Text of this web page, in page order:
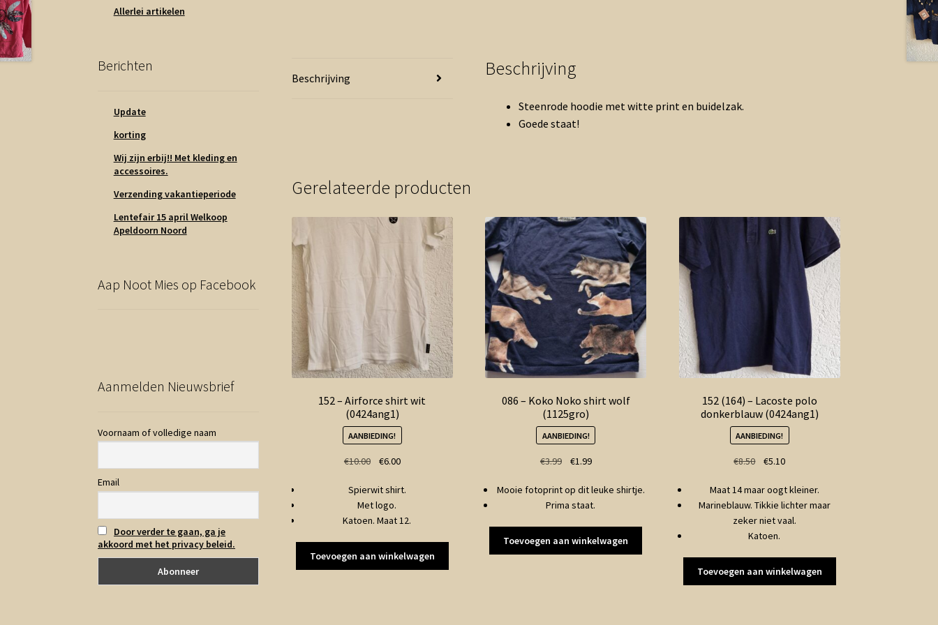
Beschrijving Beschrijving
Steenrode hoodie met witte print en buidelzak.
Goede staat!
Gerelateerde producten
152 – Airforce shirt wit
(0424ang1)
AANBIEDING!
€10.00
Oorspronkelijke
was:
€10.00.
€6.00Huidige
is:
Spierwit shirt.
Met logo.
Katoen. Maat 12.
Toevoegen aan winkelwagen
086 – Koko Noko shirt wolf
(1125gro)
AANBIEDING!
€3.99
Oorspronkelijke
was:
€3.99.
€1.99Huidige
is:
€1.99.
Mooie fotoprint op dit leuke shirtje.
Prima staat.
Toevoegen aan winkelwagen
152 (164) – Lacoste polo
donkerblauw (0424ang1)
AANBIEDING!
€8.50
Oorspronkelijke
was:
€8.50.
€5.10Huidige
is:
€5.10.
Maat 14 maar oogt kleiner.
Marineblauw. Tikkie lichter maar
zeker niet vaal.
Katoen.
Toevoegen aan winkelwagen
Allerlei artikelen
Berichten
Update
korting
Wij zijn erbij!! Met kleding en
accessoires.
Verzending vakantieperiode
Lentefair 15 april Welkoop
Apeldoorn Noord
Aap Noot Mies op Facebook
Aanmelden Nieuwsbrief
Voornaam of volledige naam
Email
Door verder te gaan, ga je
akkoord met het privacy beleid.